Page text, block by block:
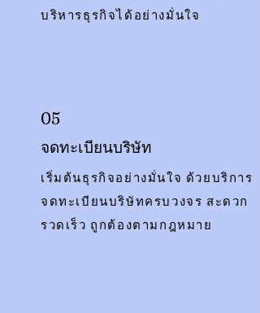
บริหารธุรกิจได้อย่างมั่นใจ
05
จดทะเบียนบริษัท
เริ่มต้นธุรกิจอย่างมั่นใจ ด้วยบริการ
จดทะเบียนบริษัทครบวงจร สะดวก
รวดเร็ว ถูกต้องตามกฎหมาย